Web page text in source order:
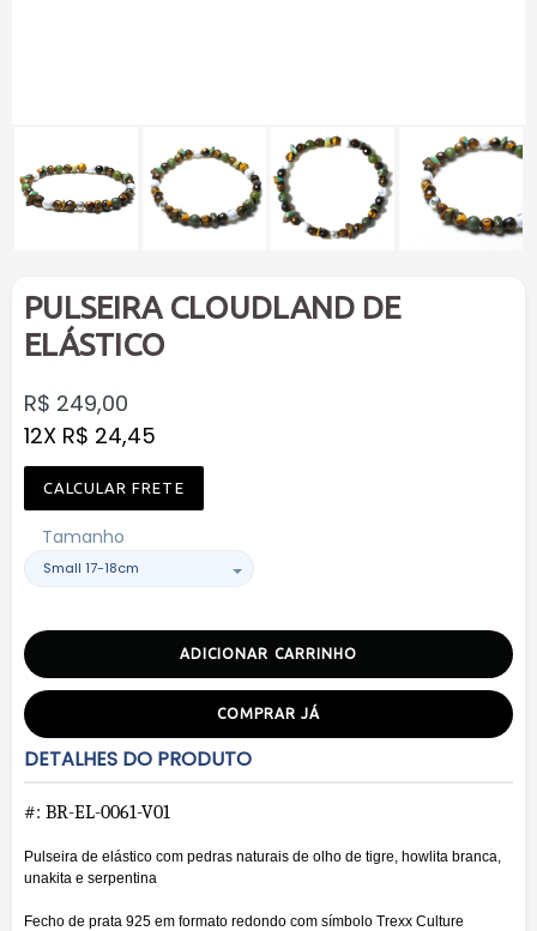
PULSEIRA CLOUDLAND DE
ELÁSTICO
Preço
normal
R$ 249,00
12X R$ 24,45
CALCULAR FRETE
Tamanho
ADICIONAR CARRINHO
COMPRAR JÁ
DETALHES DO PRODUTO
#: BR-EL-0061-V01
Pulseira de elástico com pedras naturais de olho de tigre, howlita branca,
unakita e serpentina
Fecho de prata 925 em formato redondo com símbolo Trexx Culture